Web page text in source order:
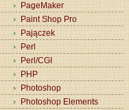
PageMaker
Paint Shop Pro
Pajączek
Perl
Perl/CGI
PHP
Photoshop
Photoshop Elements